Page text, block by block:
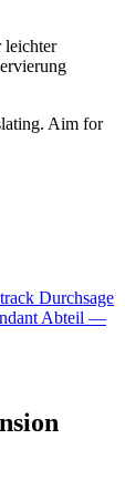
leichter
Aim for
Durchsage
Abteil —